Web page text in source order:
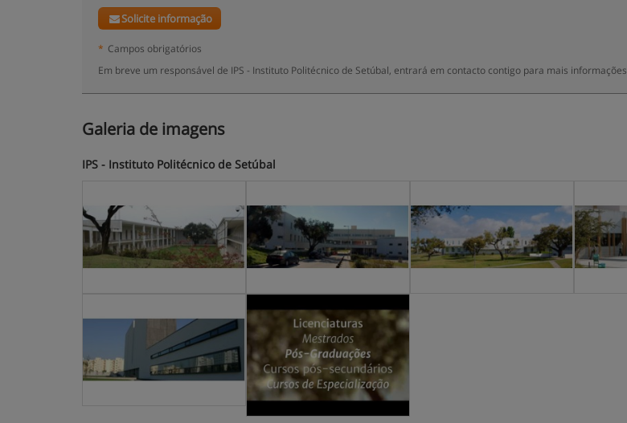
Solicite informação
* Campos obrigatórios
Em breve um responsável de IPS - Instituto Politécnico de Setúbal, entrará em contacto contigo para mais informações.
Galeria de imagens
IPS - Instituto Politécnico de Setúbal